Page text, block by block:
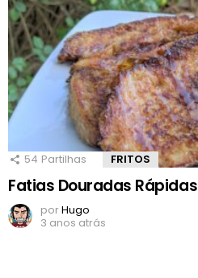
54 Partilhas FRITOS
Fatias Douradas Rápidas
porHugo
3 anos atrás